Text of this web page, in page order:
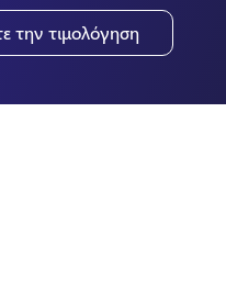
την τιμολόγηση